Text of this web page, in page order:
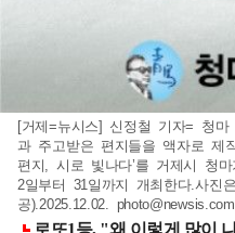
[거제=뉴시스] 신정철 기자= 청
과 주고받은 편지들을 액자로 제
편지, 시로 빛나다’를 거제시 청
2일부터 31일까지 개최한다.사진
공).2025.12.02. photo@newsis.com